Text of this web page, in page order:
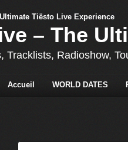
– The
Tracklists, Radioshow,
Accueil WORLD DATES